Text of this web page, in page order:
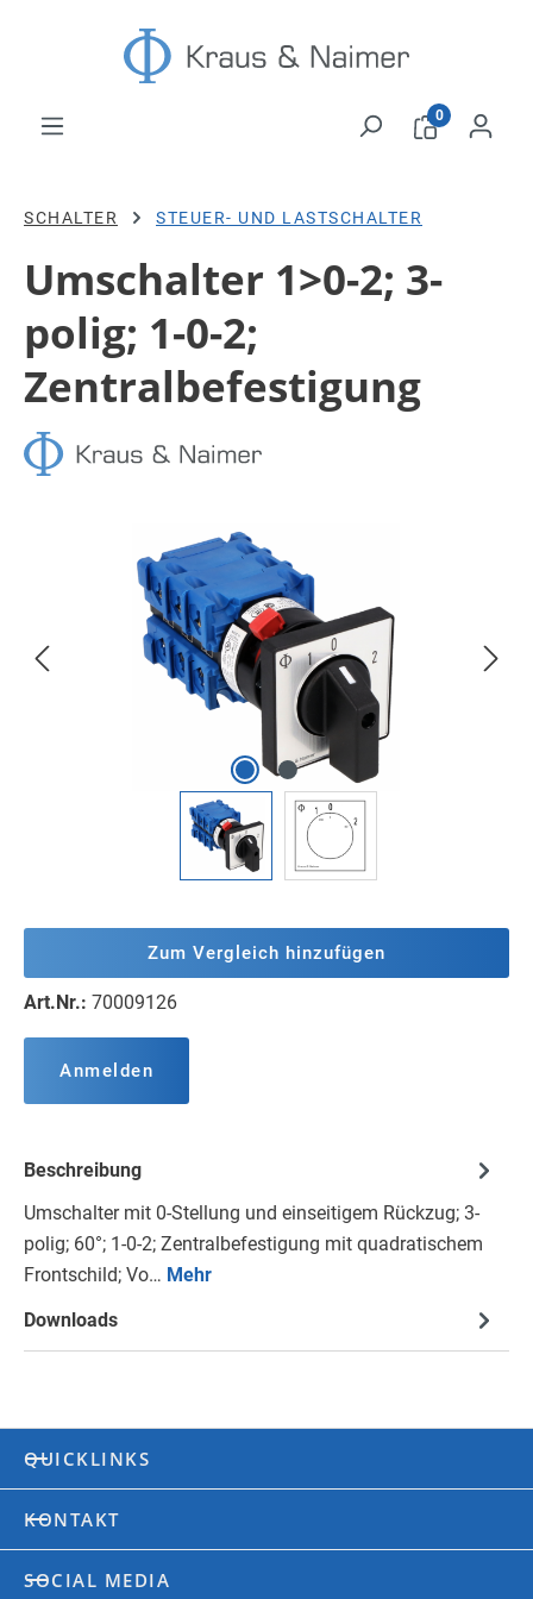
Zum Hauptinhalt springen
0
SCHALTER STEUER- UND LASTSCHALTER
Umschalter 1>0-2; 3-
polig; 1-0-2;
Zentralbefestigung
Bildergalerie überspringen
Zum Vergleich hinzufügen
Art.Nr.: 70009126
Anmelden
Beschreibung
Umschalter mit 0-Stellung und einseitigem Rückzug; 3-
polig; 60°; 1-0-2; Zentralbefestigung mit quadratischem
Frontschild; Vo… Mehr
Downloads
QUICKLINKS
KONTAKT
SOCIAL MEDIA